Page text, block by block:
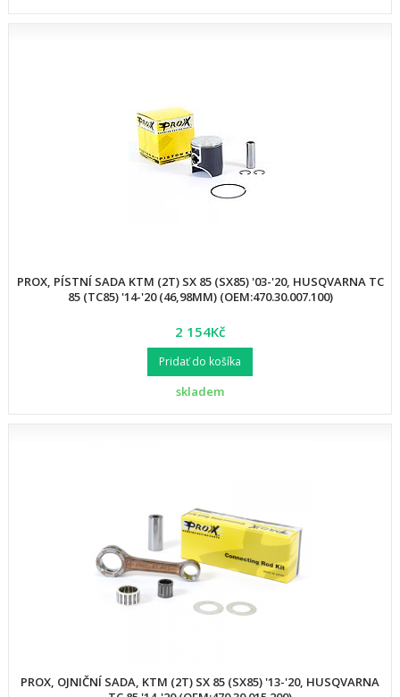
PROX, PÍSTNÍ SADA KTM (2T) SX 85 (SX85) '03-'20, HUSQVARNA TC
85 (TC85) '14-'20 (46,98MM) (OEM:470.30.007.100)
2 154Kč
Pridať do košíka
skladem
PROX, OJNIČNÍ SADA, KTM (2T) SX 85 (SX85) '13-'20, HUSQVARNA